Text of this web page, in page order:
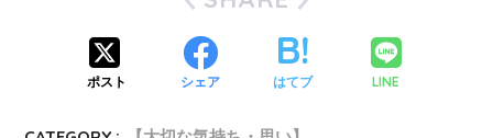
ポスト シェア はてブ LINE